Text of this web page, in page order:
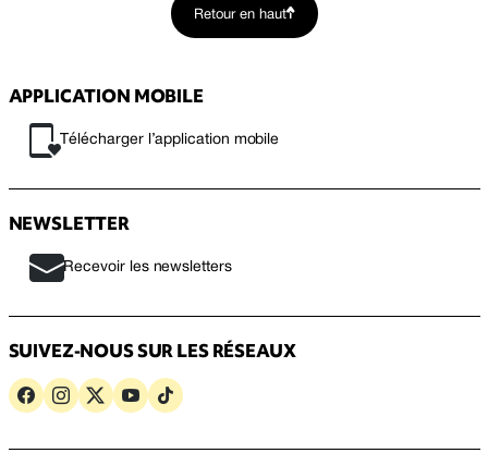
Retour en haut
APPLICATION MOBILE
Télécharger l’application mobile
NEWSLETTER
Recevoir les newsletters
SUIVEZ-NOUS SUR LES RÉSEAUX